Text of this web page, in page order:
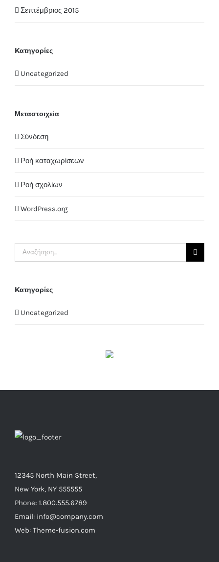
Σεπτέμβριος 2015
Kατηγορίες
Uncategorized
Μεταστοιχεία
Σύνδεση
Ροή καταχωρίσεων
Ροή σχολίων
WordPress.org
Αναζήτηση
...
Kατηγορίες
Uncategorized
12345 North Main Street,
New York, NY 555555
Phone: 1.800.555.6789
Email: info@company.com
Web: Theme-fusion.com